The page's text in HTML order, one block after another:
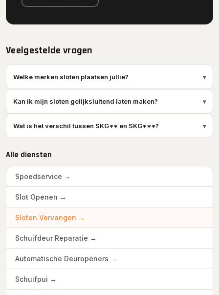
Veelgestelde vragen
Welke merken sloten plaatsen jullie? ▾
Kan ik mijn sloten gelijksluitend laten maken? ▾
Wat is het verschil tussen SKG** en SKG***? ▾
Alle diensten
Spoedservice →
Slot Openen →
Sloten Vervangen →
Schuifdeur Reparatie →
Automatische Deuropeners →
Schuifpui →